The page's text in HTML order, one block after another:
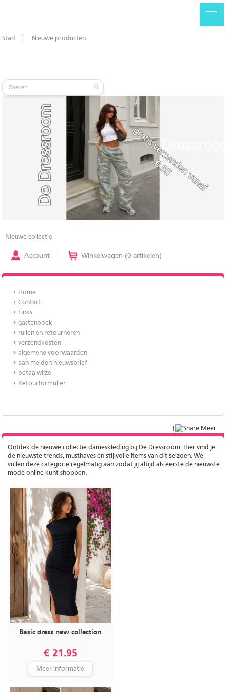
Start Nieuwe producten
Nieuwe collectie
Account Winkelwagen (0 artikelen)
Home
Contact
Links
gastenboek
ruilen en retourneren
verzendkosten
algemene voorwaarden
aan melden nieuwsbrief
betaalwijze
Retourformulier
Meer
Ontdek de nieuwe collectie dameskleding bij De Dressroom. Hier vind je
de nieuwste trends, musthaves en stijlvolle items van dit seizoen. We
vullen deze categorie regelmatig aan zodat jij altijd als eerste de nieuwste
mode online kunt shoppen.
Basic dress new collection
€ 21.95
Meer informatie